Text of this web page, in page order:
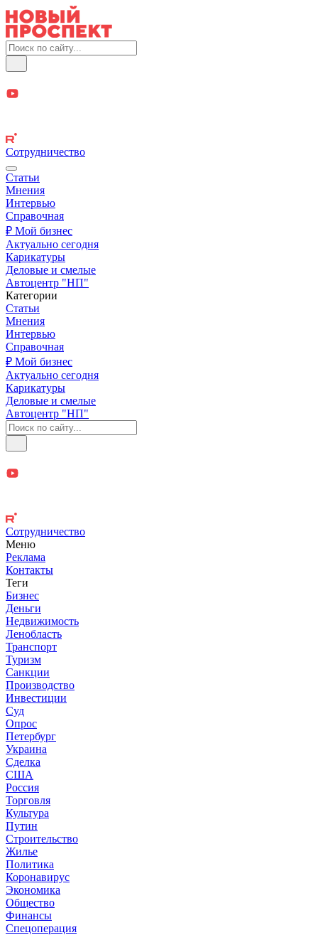
Сотрудничество
Статьи
Мнения
Интервью
Справочная
₽ Мой бизнес
Актуально сегодня
Карикатуры
Деловые и смелые
Автоцентр "НП"
Категории
Статьи
Мнения
Интервью
Справочная
₽ Мой бизнес
Актуально сегодня
Карикатуры
Деловые и смелые
Автоцентр "НП"
Сотрудничество
Меню
Реклама
Контакты
Теги
Бизнес
Деньги
Недвижимость
Ленобласть
Транспорт
Туризм
Санкции
Производство
Инвестиции
Суд
Опрос
Петербург
Украина
Сделка
США
Россия
Торговля
Культура
Путин
Строительство
Жилье
Политика
Коронавирус
Экономика
Общество
Финансы
Спецоперация